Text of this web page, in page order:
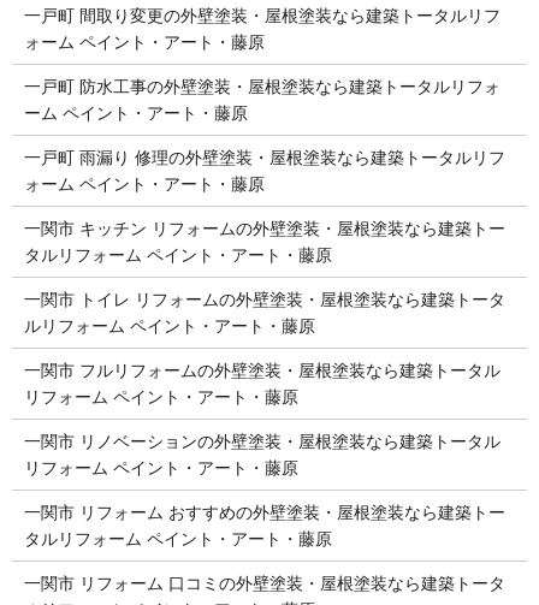
一戸町 間取り変更の外壁塗装・屋根塗装なら建築トータルリフ
ォーム ペイント・アート・藤原
一戸町 防水工事の外壁塗装・屋根塗装なら建築トータルリフォ
ーム ペイント・アート・藤原
一戸町 雨漏り 修理の外壁塗装・屋根塗装なら建築トータルリフ
ォーム ペイント・アート・藤原
一関市 キッチン リフォームの外壁塗装・屋根塗装なら建築トー
タルリフォーム ペイント・アート・藤原
一関市 トイレ リフォームの外壁塗装・屋根塗装なら建築トータ
ルリフォーム ペイント・アート・藤原
一関市 フルリフォームの外壁塗装・屋根塗装なら建築トータル
リフォーム ペイント・アート・藤原
一関市 リノベーションの外壁塗装・屋根塗装なら建築トータル
リフォーム ペイント・アート・藤原
一関市 リフォーム おすすめの外壁塗装・屋根塗装なら建築トー
タルリフォーム ペイント・アート・藤原
一関市 リフォーム 口コミの外壁塗装・屋根塗装なら建築トータ